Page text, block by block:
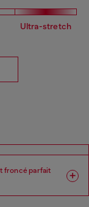
Ultra-stretch
froncé parfait